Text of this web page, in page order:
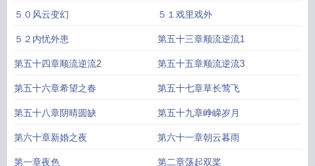
５０风云变幻 ５１戏里戏外
５２内忧外患 第五十三章顺流逆流1
第五十四章顺流逆流2 第五十五章顺流逆流3
第五十六章希望之春 第五十七章草长莺飞
第五十八章阴晴圆缺 第五十九章峥嵘岁月
第六十章新婚之夜 第六十一章朝云暮雨
第一章夜色 第二章荡起双桨